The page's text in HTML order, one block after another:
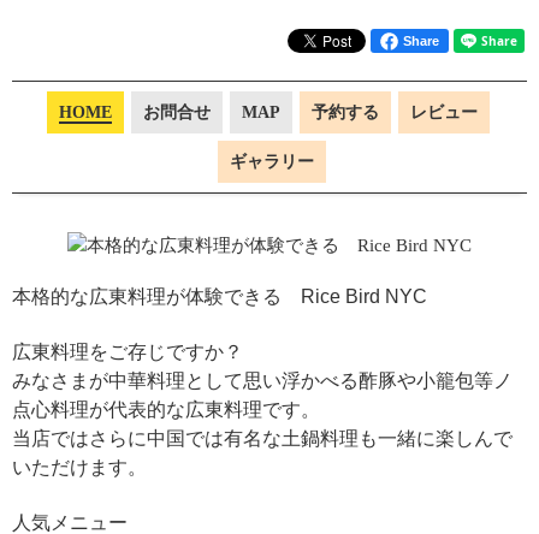
Share
HOME お問合せ MAP 予約する レビュー
ギャラリー
本格的な広東料理が体験できる Rice Bird NYC
広東料理をご存じですか？
みなさまが中華料理として思い浮かべる酢豚や小籠包等ノ
点心料理が代表的な広東料理です。
当店ではさらに中国では有名な土鍋料理も一緒に楽しんで
いただけます。
人気メニュー